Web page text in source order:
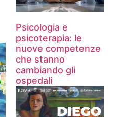
Psicologia e
psicoterapia: le
nuove competenze
che stanno
cambiando gli
ospedali